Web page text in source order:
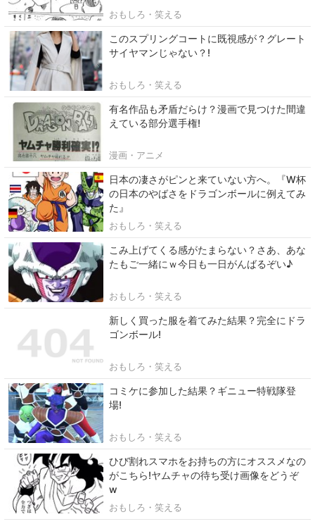
おもしろ・笑える
このスプリングコートに既視感が？グレート
サイヤマンじゃない？!
おもしろ・笑える
有名作品も矛盾だらけ？漫画で見つけた間違
えている部分選手権!
漫画・アニメ
日本の凄さがピンと来ていない方へ。『W杯
の日本のやばさをドラゴンボールに例えてみ
た』
おもしろ・笑える
こみ上げてくる感がたまらない？さあ、あな
たもご一緒にｗ今日も一日がんばるぞい♪
おもしろ・笑える
新しく買った服を着てみた結果？完全にドラ
ゴンボール!
おもしろ・笑える
コミケに参加した結果？ギニュー特戦隊登
場!
おもしろ・笑える
ひび割れスマホをお持ちの方にオススメなの
がこちら!ヤムチャの待ち受け画像をどうぞ
w
おもしろ・笑える